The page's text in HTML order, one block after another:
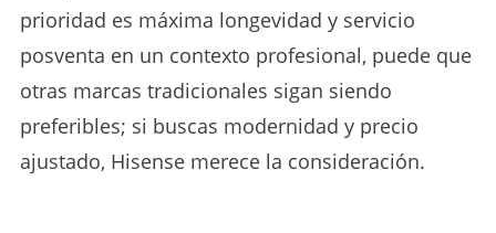
prioridad es máxima longevidad y servicio
posventa en un contexto profesional, puede que
otras marcas tradicionales sigan siendo
preferibles; si buscas modernidad y precio
ajustado, Hisense merece la consideración.